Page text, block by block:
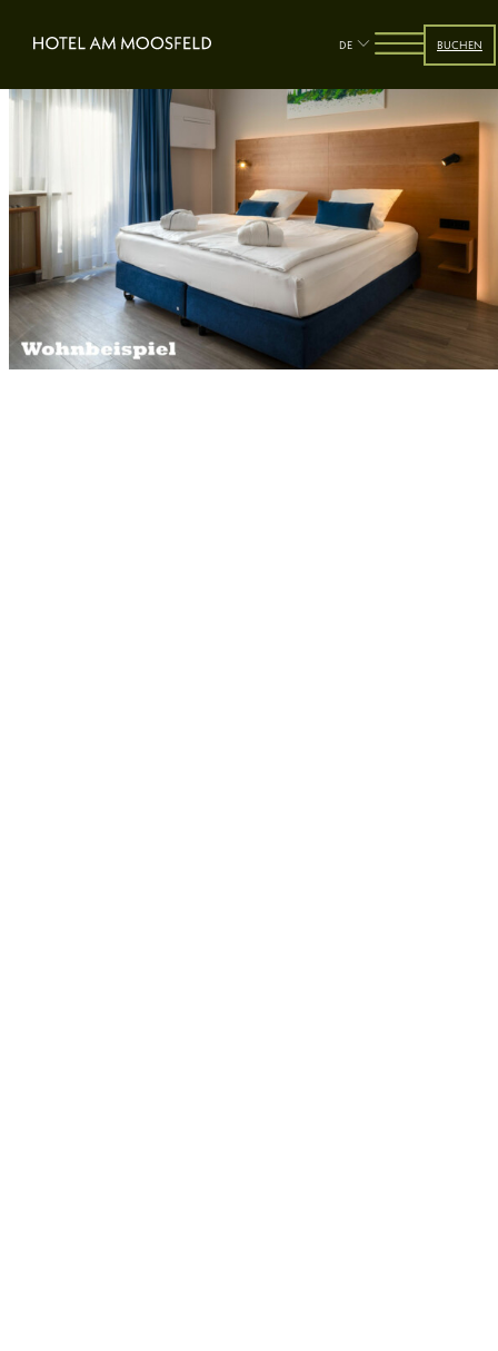
DE BUCHEN